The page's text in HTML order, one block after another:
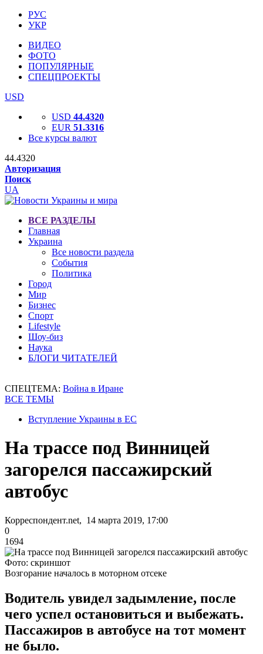
РУС
УКР
ВИДЕО
ФОТО
ПОПУЛЯРНЫЕ
СПЕЦПРОЕКТЫ
USD
USD 44.4320
EUR 51.3316
Все курсы валют
44.4320
Авторизация
Поиск
UA
ВСЕ РАЗДЕЛЫ
Главная
Украина
Все новости раздела
События
Политика
Город
Мир
Бизнес
Спорт
Lifestyle
Шоу-биз
Наука
БЛОГИ ЧИТАТЕЛЕЙ
СПЕЦТЕМА: Война в Иране
ВСЕ ТЕМЫ
Вступление Украины в ЕС
На трассе под Винницей
загорелся пассажирский
автобус
Корреспондент.net, 14 марта 2019, 17:00
0
1694
Фото: скриншот
Возгорание началось в моторном отсеке
Водитель увидел задымление, после
чего успел остановиться и выбежать.
Пассажиров в автобусе на тот момент
не было.